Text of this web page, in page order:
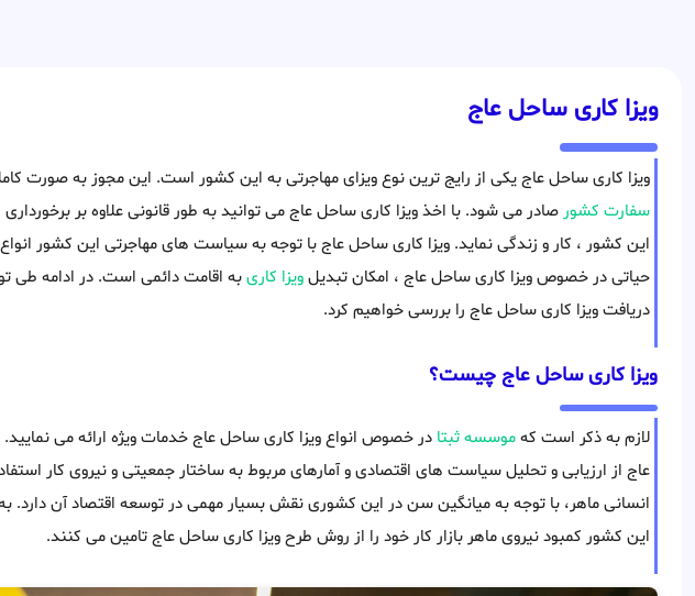
ویزا کاری ساحل عاج
ویزا کاری ساحل عاج یکی از رایج ترین نوع ویزای مهاجرتی به این کشور است. این مجوز به صورت
سفارت کشور صادر می شود. با اخذ ویزا کاری ساحل عاج می توانید به طور قانونی علاوه بر
این کشور ، کار و زندگی نماید. ویزا کاری ساحل عاج با توجه به سیاست های مهاجرتی این کشور
حیاتی در خصوص ویزا کاری ساحل عاج ، امکان تبدیلویزا کاریبه اقامت دائمی است. در ادامه طی
دریافت ویزا کاری ساحل عاج را بررسی خواهیم کرد.
ویزا کاری ساحل عاج چیست؟
لازم به ذکر است کهموسسه ثبتا در خصوص انواع ویزا کاری ساحل عاج خدمات ویژه ارائه می نمایید.
عاج از ارزیابی و تحلیل سیاست های اقتصادی و آمارهای مربوط به ساختار جمعیتی و نیروی کار
انسانی ماهر، با توجه به میانگین سن در این کشوری نقش بسیار مهمی در توسعه اقتصاد آن دارد.
این کشور کمبود نیروی ماهر بازار کار خود را از روش طرح ویزا کاری ساحل عاج تامین می کنند.